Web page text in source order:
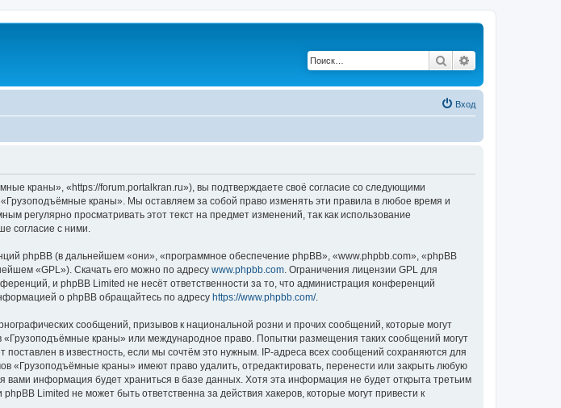
Поиск
Вход
краны», «https://forum.portalkran.ru»), вы подтверждаете своё согласие со следующими
краны». Мы оставляем за собой право изменять эти правила в любое время и
регулярно просматривать этот текст на предмет изменений, так как использование
согласие с ними.
phpBB (в дальнейшем «они», «программное обеспечение phpBB», «www.phpbb.com», «phpBB
«GPL»). Скачать его можно по адресу www.phpbb.com . Ограничения лицензии GPL для
и phpBB Limited не несёт ответственности за то, что администрация конференций
о phpBB обращайтесь по адресу https://www.phpbb.com/.
сообщений, призывов к национальной розни и прочих сообщений, которые могут
краны» или международное право. Попытки размещения таких сообщений могут
в известность, если мы сочтём это нужным. IP-адреса всех сообщений сохраняются для
«Грузоподъёмные краны» имеют право удалить, отредактировать, перенести или закрыть любую
информация будет храниться в базе данных. Хотя эта информация не будет открыта третьим
Limited не может быть ответственна за действия хакеров, которые могут привести к